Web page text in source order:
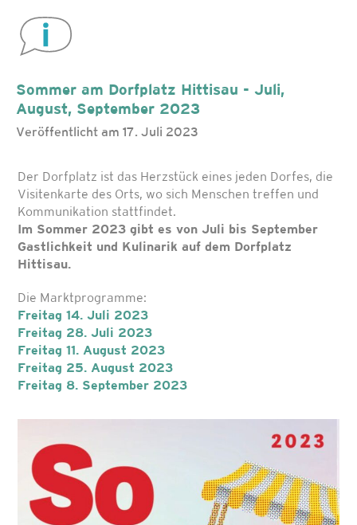
Sommer am Dorfplatz Hittisau - Juli,
August, September 2023
Veröffentlicht am 17. Juli 2023
Der Dorfplatz ist das Herzstück eines jeden Dorfes, die
Visitenkarte des Orts, wo sich Menschen treffen und
Kommunikation stattfindet.
Im Sommer 2023 gibt es von Juli bis September
Gastlichkeit und Kulinarik auf dem Dorfplatz
Hittisau.
Die Marktprogramme:
Freitag 14. Juli 2023
Freitag 28. Juli 2023
Freitag 11. August 2023
Freitag 25. August 2023
Freitag 8. September 2023